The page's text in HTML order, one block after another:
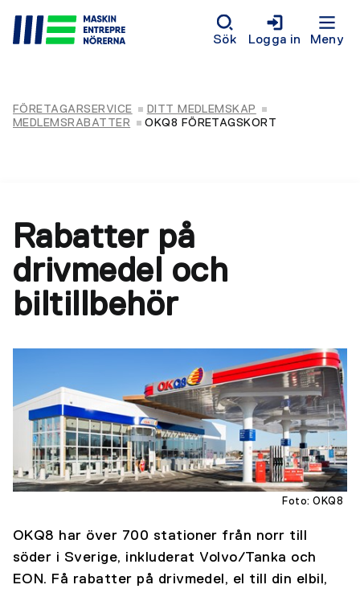
Sök Logga in Meny
FÖRETAGARSERVICE
DITT MEDLEMSKAP
MEDLEMSRABATTER
OKQ8 FÖRETAGSKORT
Rabatter på
drivmedel och
biltillbehör
Foto: OKQ8
OKQ8 har över 700 stationer från norr till
söder i Sverige, inkluderat Volvo/Tanka och
EON. Få rabatter på drivmedel, el till din elbil,